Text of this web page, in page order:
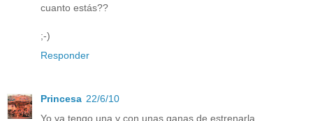
cuanto estás??
;-)
Responder
Princesa 22/6/10
Yo ya tengo una y con unas ganas de estrenarla...